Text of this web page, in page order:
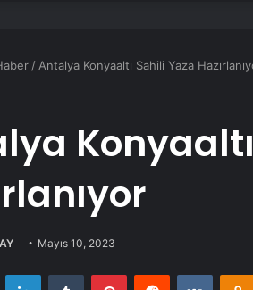
/ Antalya Konyaaltı Sahili Yaza
Mayıs 10, 2023
LinkedInTumblr PinterestReddit